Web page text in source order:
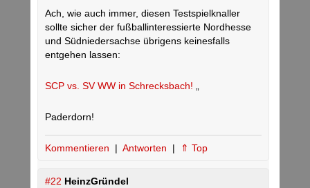
Ach, wie auch immer, diesen Testspielknaller
sollte sicher der fußballinteressierte Nordhesse
und Südniedersachse übrigens keinesfalls
entgehen lassen:
SCP vs. SV WW in Schrecksbach!
Paderdorn!
Kommentieren | Antworten | ⇑ Top
#22 HeinzGründel